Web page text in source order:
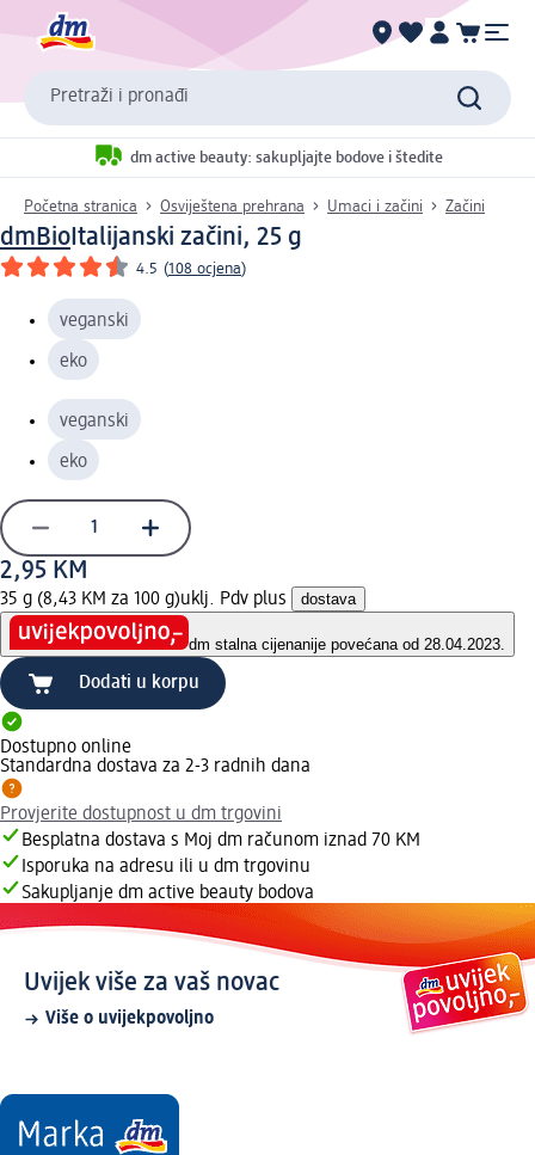
Pretraži i pronađi
dm active beauty: sakupljajte bodove i štedite
Početna stranica Osviještena prehrana Umaci i začini Začini
dmBio Italijanski začini, 25 g
4.5 (108 ocjena)
veganski
eko
veganski
eko
2,95 KM
35 g (8,43 KM za 100 g)uklj. Pdv plus dostava
dm stalna cijenanije povećana od 28.04.2023.
Dodati u korpu
Dostupno online
Standardna dostava za 2-3 radnih dana
Provjerite dostupnost u dm trgovini
Besplatna dostava s Moj dm računom iznad 70 KM
Isporuka na adresu ili u dm trgovinu
Sakupljanje dm active beauty bodova
Uvijek više za vaš novac
Više o uvijekpovoljno